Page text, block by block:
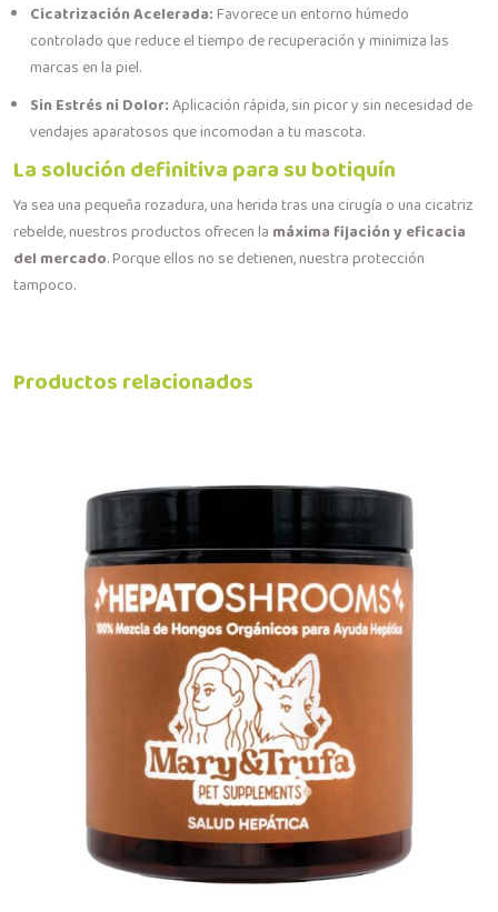
Cicatrización Acelerada:Favorece un entorno húmedo
controlado que reduce el tiempo de recuperación y minimiza las
marcas en la piel.
Sin Estrés ni Dolor:Aplicación rápida, sin picor y sin necesidad de
vendajes aparatosos que incomodan a tu mascota.
La solución definitiva para su botiquín
Ya sea una pequeña rozadura, una herida tras una cirugía o una cicatriz
rebelde, nuestros productos ofrecen la máxima fijación y eficacia
del mercado. Porque ellos no se detienen, nuestra protección
tampoco.
Productos relacionados